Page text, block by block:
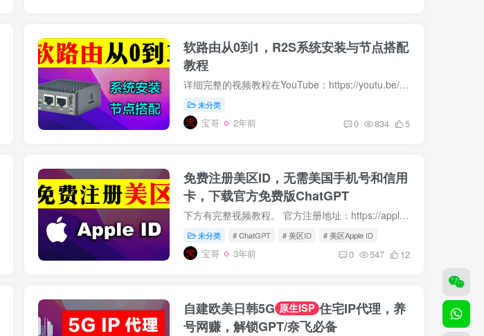
软路由从0到1，R2S系统安装与节点搭配
教程
详细完整的视频教程在YouTube：https://youtu.be/GgSwUJDAePs 本文为文字版，列出视频中所需要的链接。 R2S为入门款软路由，价格便宜，淘宝京东都有，可以要求卖家刷好系统，喜欢折腾研究的同学...
未分类
宝哥 2年前 0 834 5
免费注册美区ID，无需美国手机号和信用
卡，下载官方免费版ChatGPT
下方有完整视频教程。 官方注册地址：https://appleid.apple.com/ 使用自己的邮箱和手机号码！ 先注册一个中国区的Apple ID，注册好以后，点“国家和地区”，然后更换地区。 美国地址生成器：ht...
未分类 # ChatGPT # 美区ID # 美区Apple ID
宝哥 3年前 0 547 12
自建欧美日韩5G 原生ISP 住宅IP代理，养
号网赚，解锁GPT/奈飞必备